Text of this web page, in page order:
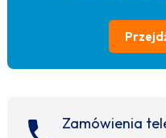
Zamówienia